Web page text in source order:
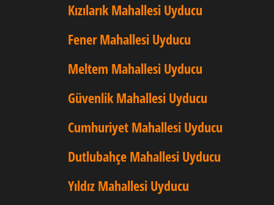
Kızılarık Mahallesi Uyducu
Fener Mahallesi Uyducu
Meltem Mahallesi Uyducu
Güvenlik Mahallesi Uyducu
Cumhuriyet Mahallesi Uyducu
Dutlubahçe Mahallesi Uyducu
Yıldız Mahallesi Uyducu